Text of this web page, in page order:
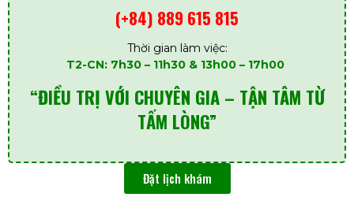
(+84) 889 615 815
Thời gian làm việc:
T2-CN: 7h30 – 11h30 & 13h00 – 17h00
“ĐIỀU TRỊ VỚI CHUYÊN GIA – TẬN TÂM TỪ
TẤM LÒNG”
Đặt lịch khám